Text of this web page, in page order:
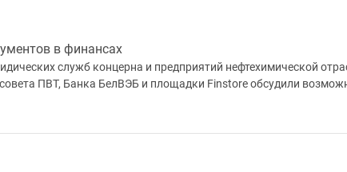
в финансах
служб концерна и предприятий нефтехимической
ПВТ, Банка БелВЭБ и площадки Finstore обсудили